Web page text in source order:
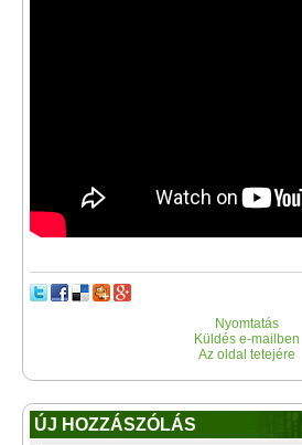
Nyomtatás
Küldés e-mailben
Az oldal tetejére
ÚJ HOZZÁSZÓLÁS